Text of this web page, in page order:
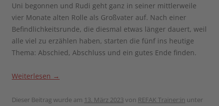
Uni begonnen und Rudi geht ganz in seiner mittlerweile
vier Monate alten Rolle als Großvater auf. Nach einer
Befindlichkeitsrunde, die diesmal etwas länger dauert, weil
alle viel zu erzählen haben, starten die fünf ins heutige
Thema: Abschied, Abschluss und ein gutes Ende finden.
Weiterlesen →
Dieser Beitrag wurde am 13. März 2023von REFAK Trainer:in unter